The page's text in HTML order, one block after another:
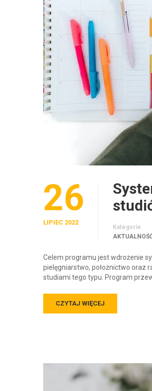
26
LIPIEC 2022
Kategorie
Celem programu jest wdrożenie
pielęgniarstwo, położnictwo
studiami tego typu. Program
CZYTAJ WIĘCEJ